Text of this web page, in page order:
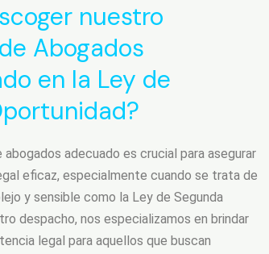
nuestro
Abogados
en la Ley de
abogados adecuado es crucial para asegurar
eficaz, especialmente cuando se trata de
y sensible como la Ley de Segunda
despacho, nos especializamos en brindar
legal para aquellos que buscan